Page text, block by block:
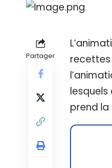
Partager
recettes
lesquels
prend la